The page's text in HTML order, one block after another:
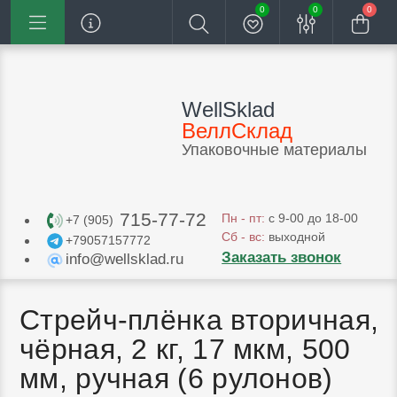
0 0 0
WellSklad
ВеллСклад
Упаковочные материалы
+7 (905) 715-77-72
+79057157772
info@wellsklad.ru
Пн - пт: с 9-00 до 18-00
Сб - вс: выходной
Заказать звонок
Стрейч-плёнка вторичная,
чёрная, 2 кг, 17 мкм, 500
мм, ручная (6 рулонов)